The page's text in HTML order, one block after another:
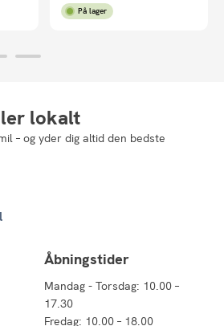
På lager
lokalt
– og yder dig altid den bedste
Åbningstider
Mandag - Torsdag: 10.00 –
17.30
Fredag: 10.00 – 18.00